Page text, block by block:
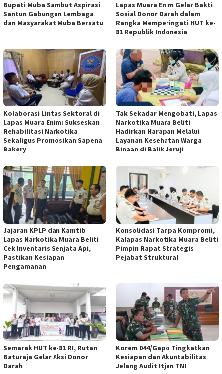
Bupati Muba Sambut Aspirasi
Santun Gabungan Lembaga
dan Masyarakat Muba Bersatu
Lapas Muara Enim Gelar Bakti
Sosial Donor Darah dalam
Rangka Memperingati HUT ke-
81 Republik Indonesia
Kolaborasi Lintas Sektoral di
Lapas Muara Enim: Sukseskan
Rehabilitasi Narkotika
Sekaligus Promosikan Sapena
Bakery
Tak Sekadar Mengobati, Lapas
Narkotika Muara Beliti
Hadirkan Harapan Melalui
Layanan Kesehatan Warga
Binaan di Balik Jeruji
Jajaran KPLP dan Kamtib
Lapas Narkotika Muara Beliti
Cek Inventaris Senjata Api,
Pastikan Kesiapan
Pengamanan
Konsolidasi Tanpa Kompromi,
Kalapas Narkotika Muara Beliti
Pimpin Rapat Strategis
Pejabat Struktural
Semarak HUT ke-81 RI, Rutan
Baturaja Gelar Aksi Donor
Darah
Korem 044/Gapo Tingkatkan
Kesiapan dan Akuntabilitas
Jelang Audit Itjen TNI